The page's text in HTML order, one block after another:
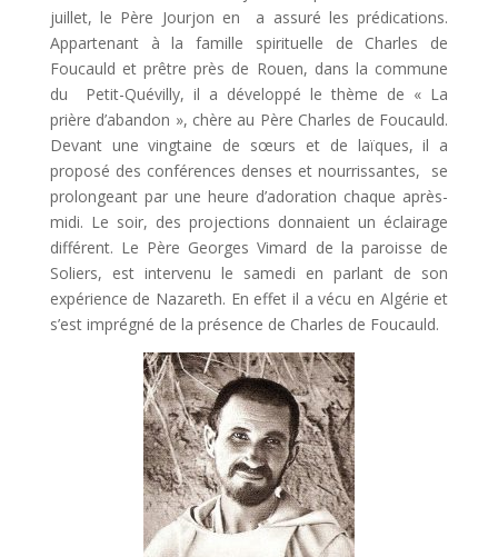
juillet, le Père Jourjon en a assuré les prédications.
Appartenant à la famille spirituelle de Charles de
Foucauld et prêtre près de Rouen, dans la commune
du Petit-Quévilly, il a développé le thème de « La
prière d’abandon », chère au Père Charles de Foucauld.
Devant une vingtaine de sœurs et de laïques, il a
proposé des conférences denses et nourrissantes, se
prolongeant par une heure d’adoration chaque après-
midi. Le soir, des projections donnaient un éclairage
différent. Le Père Georges Vimard de la paroisse de
Soliers, est intervenu le samedi en parlant de son
expérience de Nazareth. En effet il a vécu en Algérie et
s’est imprégné de la présence de Charles de Foucauld.